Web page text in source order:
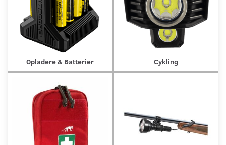
Opladere & Batterier Cykling